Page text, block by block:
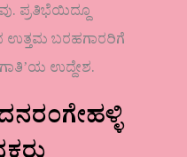
ಪ್ರತಿಭೆಯಿದ್ದೂ
ಬರಹಗಾರರಿಗೆ
ಉದ್ದೇಶ.